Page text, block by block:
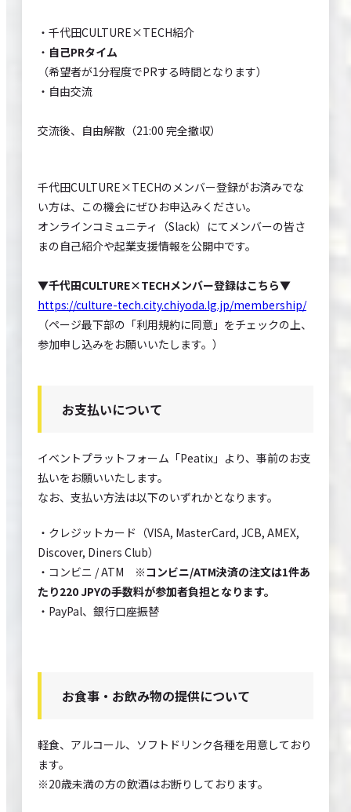
・千代田CULTURE×TECH紹介
・ 自己PRタイム
（希望者が1分程度でPRする時間となります）
・自由交流
交流後、自由解散（21:00 完全撤収）
千代田CULTURE×TECHのメンバー登録がお済みでな
い方は、この機会にぜひお申込みください。
オンラインコミュニティ（Slack）にてメンバーの皆さ
まの自己紹介や起業支援情報を公開中です。
▼千代田CULTURE×TECHメンバー登録はこちら▼
https://culture-tech.city.chiyoda.lg.jp/membership/
（ページ最下部の「利用規約に同意」をチェックの上、
参加申し込みをお願いいたします。）
お支払いについて
イベントプラットフォーム「Peatix」より、事前のお支
払いをお願いいたします。
なお、支払い方法は以下のいずれかとなります。
・クレジットカード（VISA, MasterCard, JCB, AMEX,
Discover, Diners Club）
・コンビニ / ATM ※コンビニ/ATM決済の注文は1件あ
たり220 JPYの手数料が参加者負担となります。
・PayPal、銀行口座振替
お食事・お飲み物の提供について
軽食、アルコール、ソフトドリンク各種を用意しており
ます。
※20歳未満の方の飲酒はお断りしております。